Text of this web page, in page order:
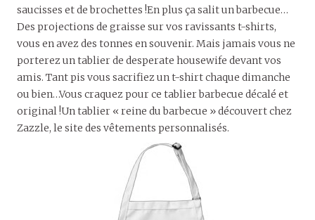
saucisses et de brochettes !En plus ça salit un barbecue…
Des projections de graisse sur vos ravissants t-shirts,
vous en avez des tonnes en souvenir. Mais jamais vous ne
porterez un tablier de desperate housewife devant vos
amis. Tant pis vous sacrifiez un t-shirt chaque dimanche
ou bien…Vous craquez pour ce tablier barbecue décalé et
original !Un tablier « reine du barbecue » découvert chez
Zazzle, le site des vêtements personnalisés.